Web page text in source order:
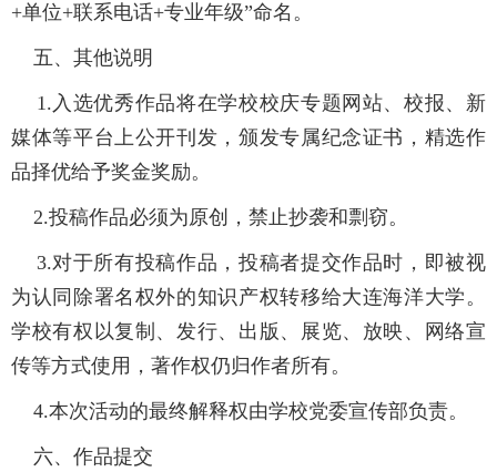
+单位+联系电话+专业年级”命名。
五、其他说明
1.入选优秀作品将在学校校庆专题网站、校报、新
媒体等平台上公开刊发，颁发专属纪念证书，精选作
品择优给予奖金奖励。
2.投稿作品必须为原创，禁止抄袭和剽窃。
3.对于所有投稿作品，投稿者提交作品时，即被视
为认同除署名权外的知识产权转移给大连海洋大学。
学校有权以复制、发行、出版、展览、放映、网络宣
传等方式使用，著作权仍归作者所有。
4.本次活动的最终解释权由学校党委宣传部负责。
六、作品提交